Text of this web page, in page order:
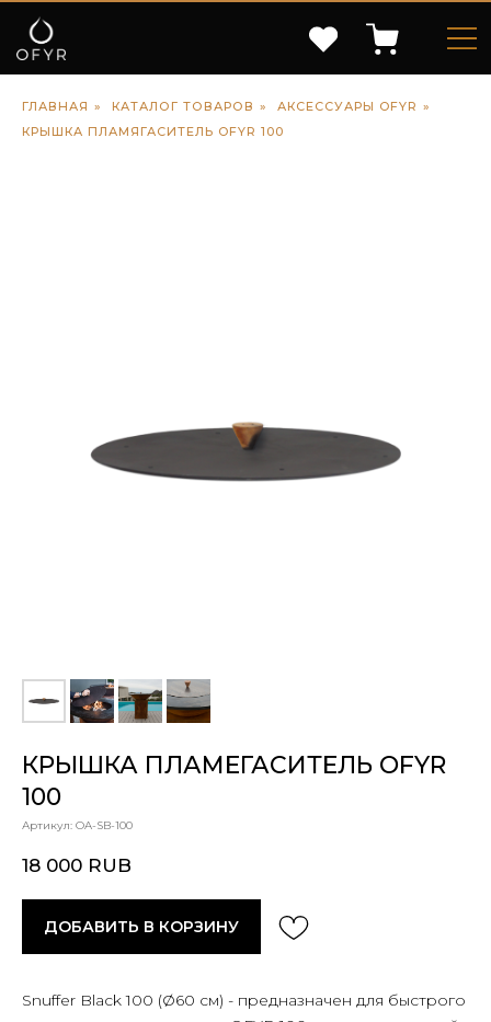
ГЛАВНАЯ » КАТАЛОГ ТОВАРОВ » АКСЕССУАРЫ OFYR »
КРЫШКА ПЛАМЯГАСИТЕЛЬ OFYR 100
КРЫШКА ПЛАМЕГАСИТЕЛЬ OFYR
100
Артикул: OA-SB-100
18 000 RUB
ДОБАВИТЬ В КОРЗИНУ
Snuffer Black 100 (Ø60 см) - предназначен для быстрого